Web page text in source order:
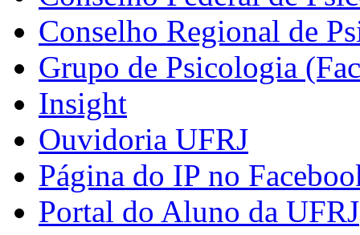
Conselho Regional de
Grupo de Psicologia
Insight
Ouvidoria UFRJ
Página do IP no
Portal do Aluno da UFRJ